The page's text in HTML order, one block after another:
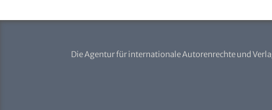
Die Agentur für internationale Autorenrechte und